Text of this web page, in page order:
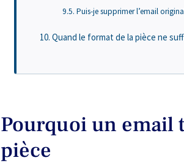
Puis-je supprimer l’email
Quand le format de la pièce ne
Pourquoi un email
pièce